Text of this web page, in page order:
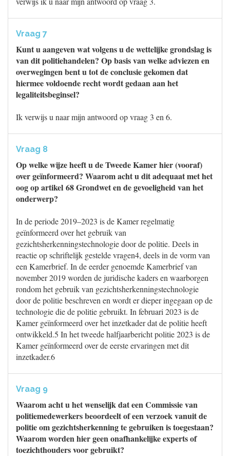
Vraag 7
Kunt u aangeven wat volgens u de wettelijke grondslag is
van dit politiehandelen? Op basis van welke adviezen en
overwegingen bent u tot de conclusie gekomen dat
hiermee voldoende recht wordt gedaan aan het
legaliteitsbeginsel?
Ik verwijs u naar mijn antwoord op vraag 3 en 6.
Vraag 8
Op welke wijze heeft u de Tweede Kamer hier (vooraf)
over geïnformeerd? Waarom acht u dit adequaat met het
oog op artikel 68 Grondwet en de gevoeligheid van het
onderwerp?
In de periode 2019–2023 is de Kamer regelmatig
geïnformeerd over het gebruik van
gezichtsherkenningstechnologie door de politie. Deels in
reactie op schriftelijk gestelde vragen4, deels in de vorm van
een Kamerbrief. In de eerder genoemde Kamerbrief van
november 2019 worden de juridische kaders en waarborgen
rondom het gebruik van gezichtsherkenningstechnologie
door de politie beschreven en wordt er dieper ingegaan op de
technologie die de politie gebruikt. In februari 2023 is de
Kamer geïnformeerd over het inzetkader dat de politie heeft
ontwikkeld.5 In het tweede halfjaarbericht politie 2023 is de
Kamer geïnformeerd over de eerste ervaringen met dit
inzetkader.6
Vraag 9
Waarom acht u het wenselijk dat een Commissie van
politiemedewerkers beoordeelt of een verzoek vanuit de
politie om gezichtsherkenning te gebruiken is toegestaan?
Waarom worden hier geen onafhankelijke experts of
toezichthouders voor gebruikt?